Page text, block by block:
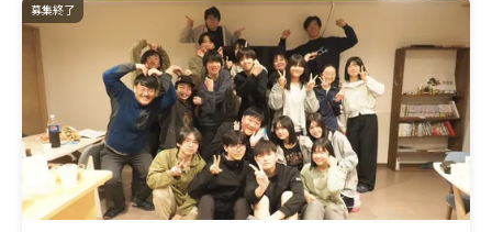
募集終了